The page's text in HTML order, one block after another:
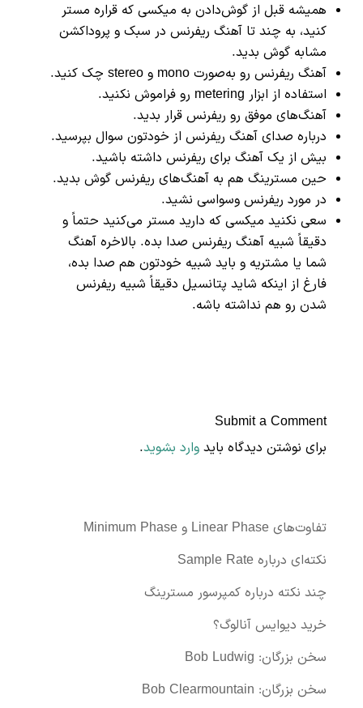
همیشه قبل از گوش‌دادن به میکسی که قراره مستر
کنید، به چند تا آهنگ ریفرنس در سبک و پروداکشن
مشابه گوش بدید.
آهنگ ریفرنس رو به‌صورت mono و stereo چک کنید.
استفاده از ابزار metering رو فراموش نکنید.
آهنگ‌های موفق رو ریفرنس قرار بدید.
درباره صدای آهنگ ریفرنس از خودتون سوال بپرسید.
بیش از یک آهنگ برای ریفرنس داشته باشید.
حین مسترینگ هم به آهنگ‌های ریفرنس گوش بدید.
در مورد ریفرنس وسواسی نشید.
سعی نکنید میکسی که دارید مستر می‌کنید حتماً و
دقیقاً شبیه آهنگ ریفرنس صدا بده. بالاخره آهنگ
شما یا مشتریه و باید شبیه خودتون هم صدا بده،
فارغ از اینکه شاید پتانسیل دقیقاً شبیه ریفرنس
شدن رو هم نداشته باشه.
Submit a Comment
برای نوشتن دیدگاه باید وارد بشوید.
تفاوت‌های Linear Phase و Minimum Phase
نکته‌ای درباره Sample Rate
چند نکته درباره کمپرسور مسترینگ
خرید دیوایس آنالوگ؟
سخن بزرگان: Bob Ludwig
سخن بزرگان: Bob Clearmountain